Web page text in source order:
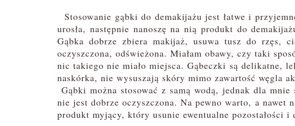
Stosowanie gąbki do demakijażu jest łatwe i
urosła, następnie nanoszę na nią produkt do
Gąbka dobrze zbiera makijaż, usuwa tusz do rzęs,
oczyszczona, odświeżona. Miałam obawy, czy taki
nic takiego nie miało miejsca. Gąbeczki są delikatne,
naskórka, nie wysuszają skóry mimo zawartość węgla
Gąbki można stosować z samą wodą, jednak dla
nie jest dobrze oczyszczona. Na pewno warto, a nawet
produkt myjący, który usunie ewentualne pozostałości i